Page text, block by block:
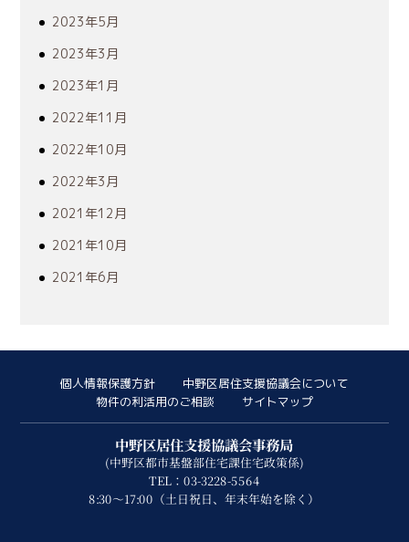
2023年5月
2023年3月
2023年1月
2022年11月
2022年10月
2022年3月
2021年12月
2021年10月
2021年6月
個人情報保護方針
中野区居住支援協議会について
物件の利活用のご相談
サイトマップ
中野区居住支援協議会事務局
(中野区都市基盤部住宅課住宅政策係)
TEL：03-3228-5564
8:30～17:00（土日祝日、年末年始を除く）